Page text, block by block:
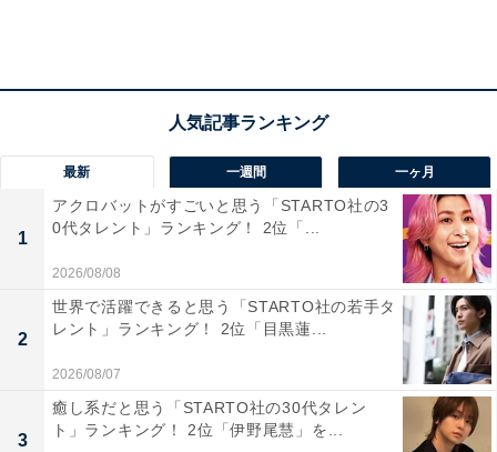
た。1週間程おいてから食べたが、とても甘くてジュー
シーでおいしかったです」などのレビューが寄せられて
次ページ 5位までのランキング結果を見る
最新 一週間 一ヶ月
1
アクロバットがすごいと思う「STARTO社の3
0代タレント」ランキング！ 2位「...
2026/08/08
2
世界で活躍できると思う「STARTO社の若手タ
レント」ランキング！ 2位「目黒蓮...
2026/08/07
3
癒し系だと思う「STARTO社の30代タレン
ト」ランキング！ 2位「伊野尾慧」を...